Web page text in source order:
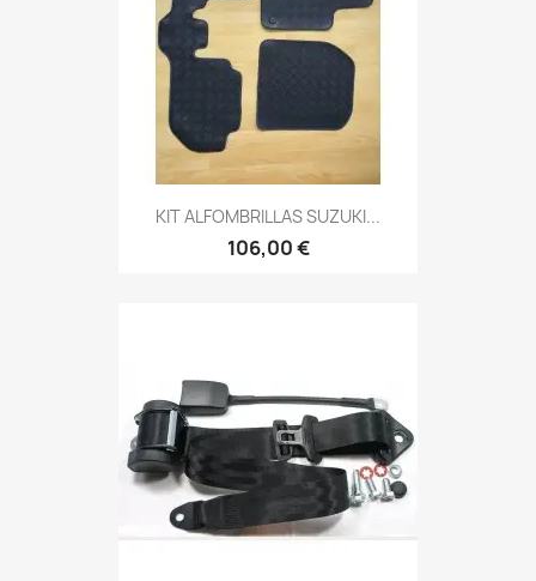
KIT ALFOMBRILLAS SUZUKI...
106,00 €